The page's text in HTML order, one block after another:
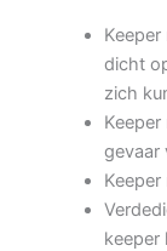
dicht
zich
gevaar
keeper